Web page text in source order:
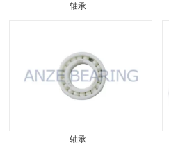
轴承
轴承